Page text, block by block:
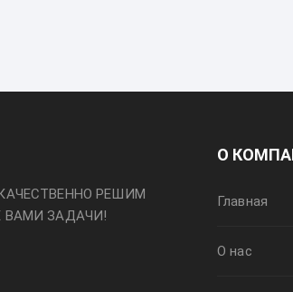
РЕШИМ
ВАМИ ЗАДАЧИ!
О
Главная
О нас